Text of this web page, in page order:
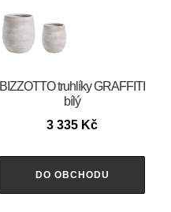
BIZZOTTO truhlíky GRAFFITI
bílý
3 335 Kč
DO OBCHODU